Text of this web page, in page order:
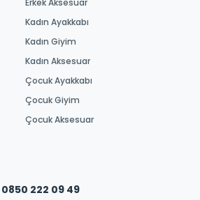
Erkek Aksesuar
Kadın Ayakkabı
Kadın Giyim
Kadın Aksesuar
Çocuk Ayakkabı
Çocuk Giyim
Çocuk Aksesuar
222 09 49